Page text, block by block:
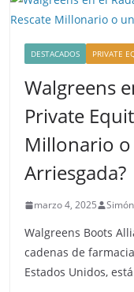
DESTACADOS PRIVATE
Walgreens
Private
Millonario
Arriesgada?
marzo 4, 2025
Walgreens Boots
cadenas de
Estados Unidos,